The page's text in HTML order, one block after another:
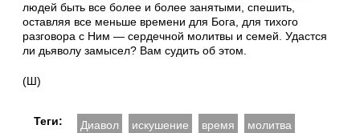
людей быть все более и более занятыми, спешить,
оставляя все меньше времени для Бога, для тихого
разговора с Ним — сердечной молитвы и семей. Удастся
ли дьяволу замысел? Вам судить об этом.
(Ш)
Теги: Диавол искушение время молитва